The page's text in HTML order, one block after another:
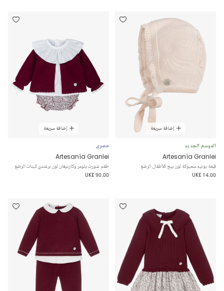
إضافة سريعة
الموسم الجديد
Artesanía Granlei
قبعة بونيه محبوكة لون بيج للأطفال الرضع
UK£ 14.00
إضافة سريعة
حصري
Artesanía Granlei
طقم شورت بلومر وكارديغان لون برغندي للبنات الرضع
UK£ 90.00